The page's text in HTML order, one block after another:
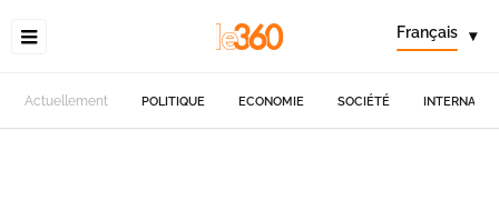
Français ▾
Actuellement POLITIQUE ECONOMIE SOCIÉTÉ